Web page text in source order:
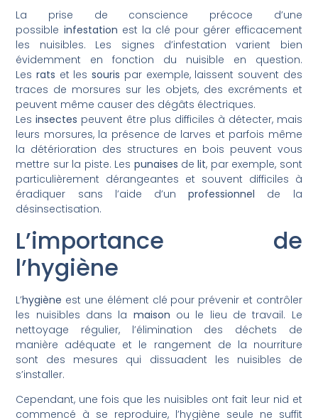
La prise de conscience précoce d’une
possible infestation est la clé pour gérer efficacement
les nuisibles. Les signes d’infestation varient bien
évidemment en fonction du nuisible en question.
Lesrats et lessouris par exemple, laissent souvent des
traces de morsures sur les objets, des excréments et
peuvent même causer des dégâts électriques.
Lesinsectes peuvent être plus difficiles à détecter, mais
leurs morsures, la présence de larves et parfois même
la détérioration des structures en bois peuvent vous
mettre sur la piste. Les punaises delit, par exemple, sont
particulièrement dérangeantes et souvent difficiles à
éradiquer sans l’aide d’unprofessionnel de la
désinsectisation.
L’importance de
l’hygiène
L’hygiène est une élément clé pour prévenir et contrôler
les nuisibles dans la maison ou le lieu de travail. Le
nettoyage régulier, l’élimination des déchets de
manière adéquate et le rangement de la nourriture
sont des mesures qui dissuadent les nuisibles de
s’installer.
Cependant, une fois que les nuisibles ont fait leur nid et
commencé à se reproduire, l’hygiène seule ne suffit